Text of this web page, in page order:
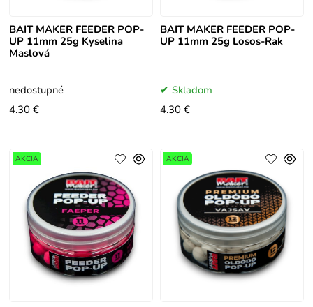
BAIT MAKER FEEDER POP-
UP 11mm 25g Kyselina
Maslová
nedostupné
4.30 €
BAIT MAKER FEEDER POP-
UP 11mm 25g Losos-Rak
Skladom
4.30 €
AKCIA AKCIA